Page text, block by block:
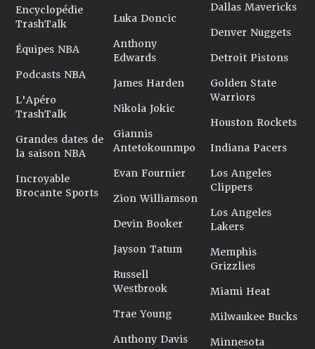
Encyclopédie
TrashTalk
Équipes NBA
Podcasts NBA
L'Apéro
TrashTalk
Grandes dates de
la saison NBA
Incroyable
Brocante Sports
Luka Doncic
Anthony
Edwards
James Harden
Nikola Jokic
Giannis
Antetokounmpo
Evan Fournier
Zion Williamson
Devin Booker
Jayson Tatum
Russell
Westbrook
Trae Young
Anthony Davis
Dallas Mavericks
Denver Nuggets
Detroit Pistons
Golden State
Warriors
Houston Rockets
Indiana Pacers
Los Angeles
Clippers
Los Angeles
Lakers
Memphis
Grizzlies
Miami Heat
Milwaukee Bucks
Minnesota